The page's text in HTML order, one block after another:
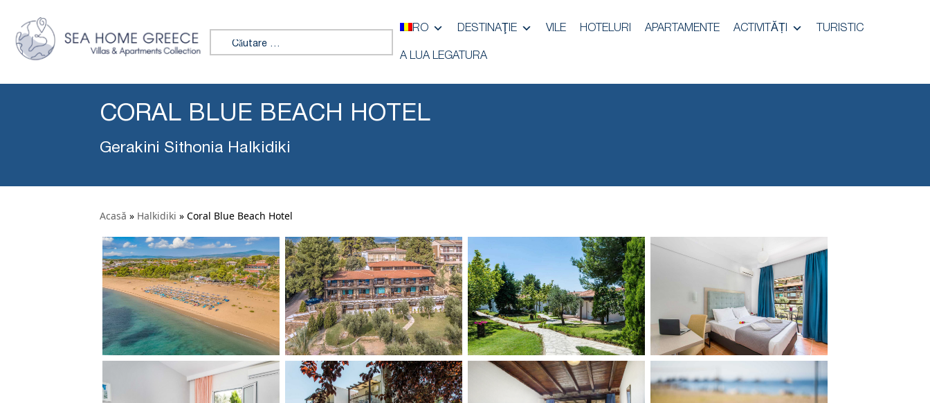
Caută:
RO DESTINAŢIE VILE HOTELURI APARTAMENTE ACTIVITĂȚI TURISTIC
A LUA LEGATURA
CORAL BLUE BEACH HOTEL
Gerakini Sithonia Halkidiki
Acasă » Halkidiki » Coral Blue Beach Hotel